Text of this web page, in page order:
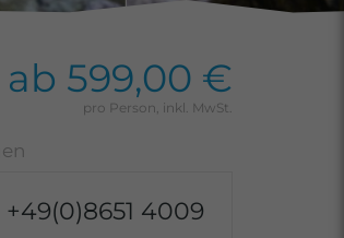
ab 599,00 €
+49(0)8651 4009